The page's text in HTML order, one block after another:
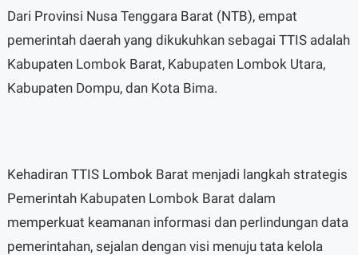
Dari Provinsi Nusa Tenggara Barat (NTB), empat
pemerintah daerah yang dikukuhkan sebagai TTIS adalah
Kabupaten Lombok Barat, Kabupaten Lombok Utara,
Kabupaten Dompu, dan Kota Bima.
Kehadiran TTIS Lombok Barat menjadi langkah strategis
Pemerintah Kabupaten Lombok Barat dalam
memperkuat keamanan informasi dan perlindungan data
pemerintahan, sejalan dengan visi menuju tata kelola